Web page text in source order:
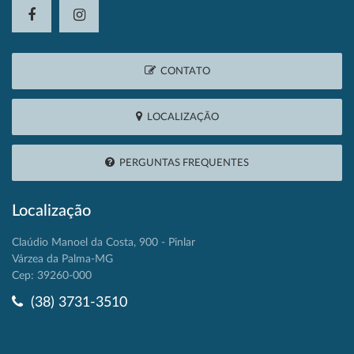
CONTATO
LOCALIZAÇÃO
PERGUNTAS FREQUENTES
Localização
Claúdio Manoel da Costa, 900 - Pinlar
Várzea da Palma-MG
Cep: 39260-000
(38) 3731-3510